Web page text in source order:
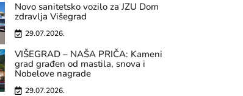
Novo sanitetsko vozilo za JZU Dom
zdravlja Višegrad
29.07.2026.
VIŠEGRAD – NAŠA PRIČA: Kameni
grad građen od mastila, snova i
Nobelove nagrade
29.07.2026.